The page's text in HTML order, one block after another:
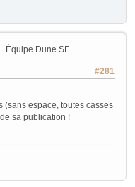
Équipe Dune SF
#281
(sans espace, toutes casses
sa publication !